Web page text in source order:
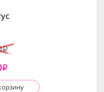
i
i